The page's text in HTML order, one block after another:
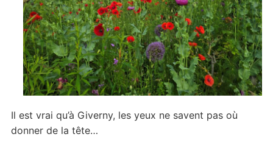
Il est vrai qu’à Giverny, les yeux ne savent pas où
donner de la tête…